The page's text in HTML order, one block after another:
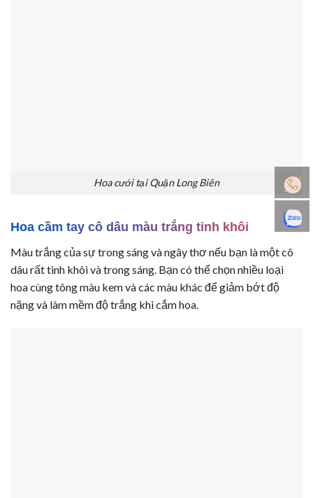
Hoa cưới tại Quận Long Biên
Hoa cầm tay cô dâu màu trắng tinh khôi
Màu trắng của sự trong sáng và ngây thơ nếu bạn là một cô
dâu rất tinh khôi và trong sáng. Bạn có thể chọn nhiều loại
hoa cùng tông màu kem và các màu khác để giảm bớt độ
nặng và làm mềm độ trắng khi cắm hoa.